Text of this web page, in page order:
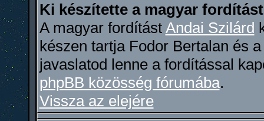
Ki készítette a magyar
A magyar fordítást Andai Szilárd
készen tartja Fodor Bertalan és
javaslatod lenne a fordítással
phpBB közösség fórumába.
Vissza az elejére